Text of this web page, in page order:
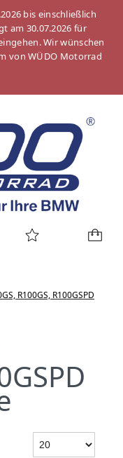
bis einschließlich
am 30.07.2026 für
Wir wünschen
von WÜDO Motorrad
R100GS, R100GSPD